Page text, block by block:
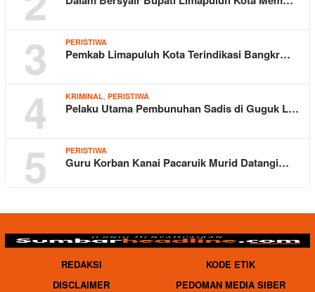
3 PERISTIWA
Pemkab Limapuluh Kota Terindikasi Bangkr…
4 KRIMINAL PERISTIWA
Pelaku Utama Pembunuhan Sadis di Guguk L…
5 PERISTIWA
Guru Korban Kanai Pacaruik Murid Datangi…
REDAKSI
KODE ETIK
DISCLAIMER
PEDOMAN MEDIA SIBER